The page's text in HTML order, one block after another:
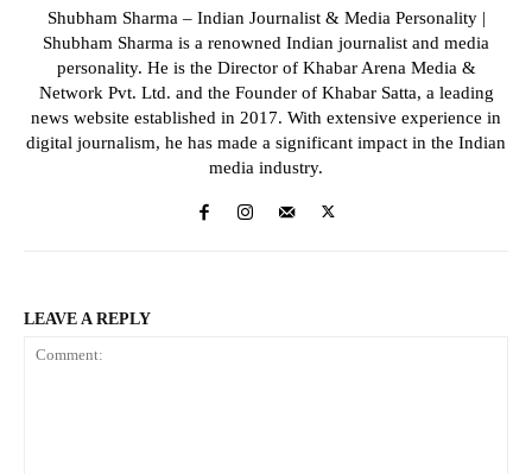
Shubham Sharma – Indian Journalist & Media Personality |
Shubham Sharma is a renowned Indian journalist and media
personality. He is the Director of Khabar Arena Media &
Network Pvt. Ltd. and the Founder of Khabar Satta, a leading
news website established in 2017. With extensive experience in
digital journalism, he has made a significant impact in the Indian
media industry.
LEAVE A REPLY